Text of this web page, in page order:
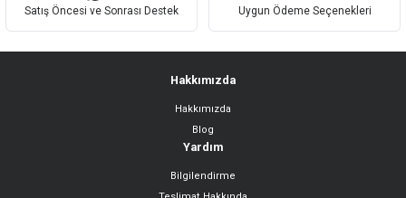
Gönder
Satış Öncesi ve Sonrası Destek Uygun Ödeme Seçenekleri
Hakkımızda
Hakkımızda
Blog
Yardım
Bilgilendirme